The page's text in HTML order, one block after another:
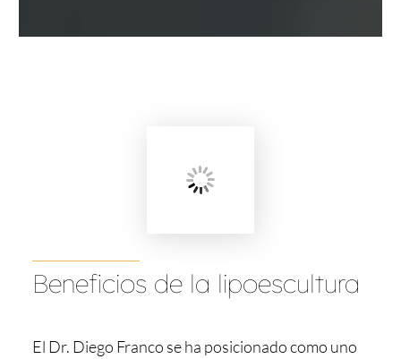
Beneficios de la lipoescultura
El Dr. Diego Franco se ha posicionado como uno